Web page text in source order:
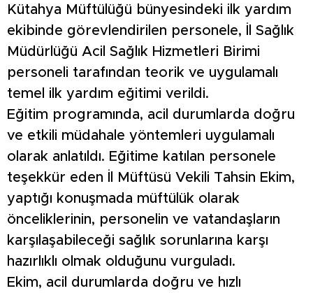
Kütahya Müftülüğü bünyesindeki ilk yardım
ekibinde görevlendirilen personele, İl Sağlık
Müdürlüğü Acil Sağlık Hizmetleri Birimi
personeli tarafından teorik ve uygulamalı
temel ilk yardım eğitimi verildi.
Eğitim programında, acil durumlarda doğru
ve etkili müdahale yöntemleri uygulamalı
olarak anlatıldı. Eğitime katılan personele
teşekkür eden İl Müftüsü Vekili Tahsin Ekim,
yaptığı konuşmada müftülük olarak
önceliklerinin, personelin ve vatandaşların
karşılaşabileceği sağlık sorunlarına karşı
hazırlıklı olmak olduğunu vurguladı.
Ekim, acil durumlarda doğru ve hızlı